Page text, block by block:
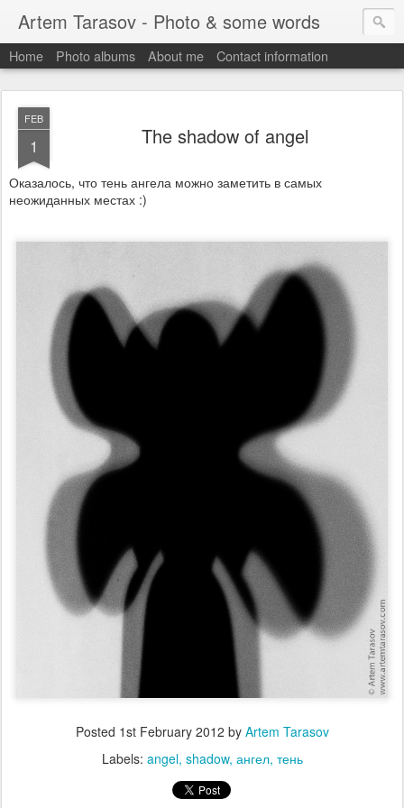
Artem Tarasov - Photo & some words
Home Photo albums About me Contact information
FEB
1 The shadow of angel
Оказалось, что тень ангела можно заметить в самых
неожиданных местах :)
Posted 1st February 2012 by Artem Tarasov
Labels: angel shadow ангел тень